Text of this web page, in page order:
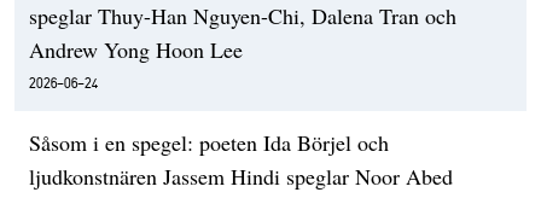
speglar Thuy-Han Nguyen-Chi, Dalena Tran och
Andrew Yong Hoon Lee
2026-06-24
Såsom i en spegel: poeten Ida Börjel och
ljudkonstnären Jassem Hindi speglar Noor Abed